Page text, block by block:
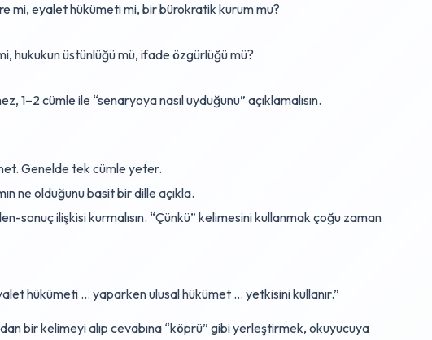
mi, eyalet hükümeti mi, bir bürokratik kurum mu?
hukukun üstünlüğü mü, ifade özgürlüğü mü?
1–2 cümle ile “senaryoya nasıl uyduğunu” açıklamalısın.
Genelde tek cümle yeter.
ne olduğunu basit bir dille açıkla.
sonuç ilişkisi kurmalısın. “Çünkü” kelimesini kullanmak çoğu zaman
hükümeti … yaparken ulusal hükümet … yetkisini kullanır.”
bir kelimeyi alıp cevabına “köprü” gibi yerleştirmek, okuyucuya